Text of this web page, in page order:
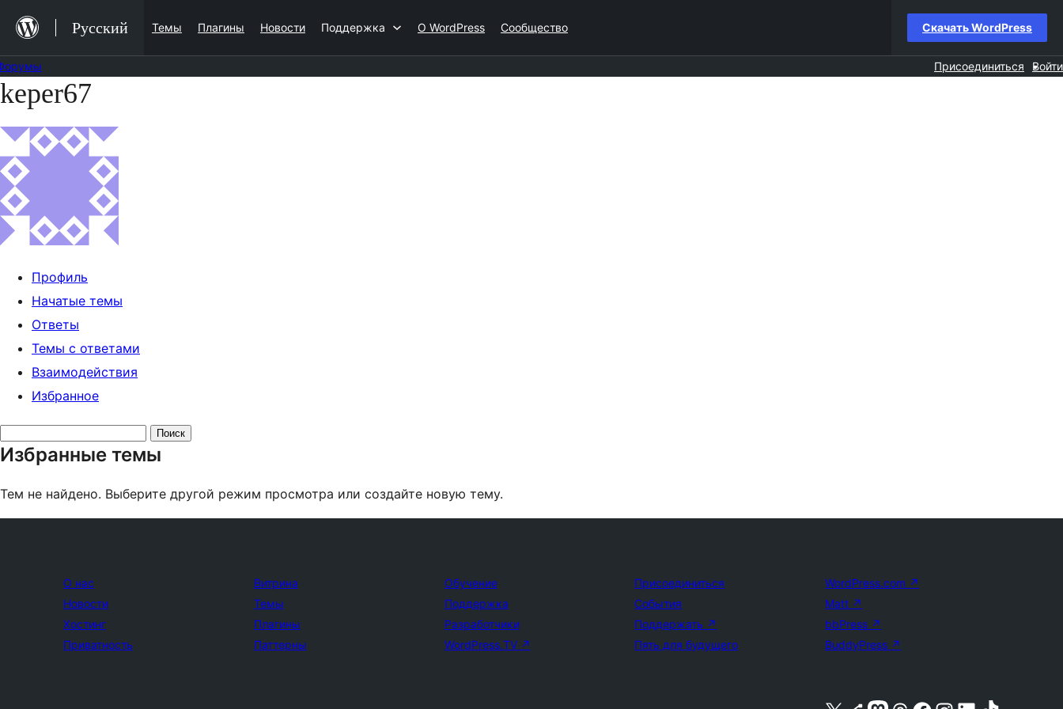
содержимому
Русский Темы Плагины Новости Поддержка О WordPress Сообщество Скачать WordPress
Присоединиться Войти
Перейти
содержимому
keper67
Профиль
Начатые темы
Ответы
Темы с ответами
Взаимодействия
Избранное
тем:
Избранные темы
Тем не найдено. Выберите другой режим просмотра или создайте новую тему.
О нас
Новости
Хостинг
Приватность
Витрина
Темы
Плагины
Паттерны
Обучение
Поддержка
Разработчики
WordPress.TV ↗
Присоединиться
События
Поддержать ↗
Пять для будущего
WordPress.com ↗
Matt ↗
bbPress ↗
BuddyPress ↗